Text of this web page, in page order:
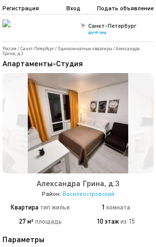
Санкт-Петербург
другой город
Подать объявление
Регистрация Вход
Россия / Санкт-Петербург/ Однокомнатные квартиры /Александра
Грина, д.3
Апартаменты-Студия
Александра Грина, д.3
Район: Василеостровский
Квартира тип жилья 1 комната
27 м² площадь 10 этажиз 15
Параметры